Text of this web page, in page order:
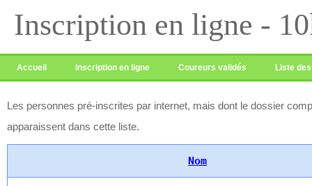
Inscription en ligne -
Accueil Inscription en ligne Coureurs validés Liste
Les personnes pré-inscrites par internet, mais dont le dossier
apparaissent dans cette liste.
Nom